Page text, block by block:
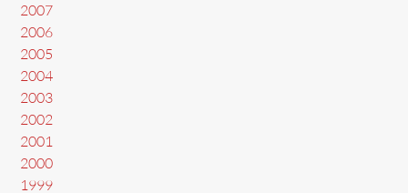
2007
2006
2005
2004
2003
2002
2001
2000
1999